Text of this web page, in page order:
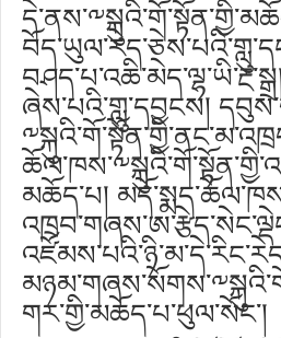
ཞེས་པའི་གླུ་དབྱངས།
མཆོད་པ།
གར་གྱི་མཆོད་པ་ཕུལ་སོང་།